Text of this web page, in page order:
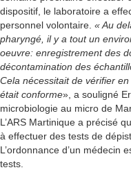
dispositif, le laboratoire a
personnel volontaire. « Au
pharyngé, il y a tout un
oeuvre: enregistrement des
décontamination des
Cela nécessitait de vérifier
était conforme», a souligné
microbiologie au micro de
L’ARS Martinique a précisé
à effectuer des tests de
L’ordonnance d’un médecin
tests.